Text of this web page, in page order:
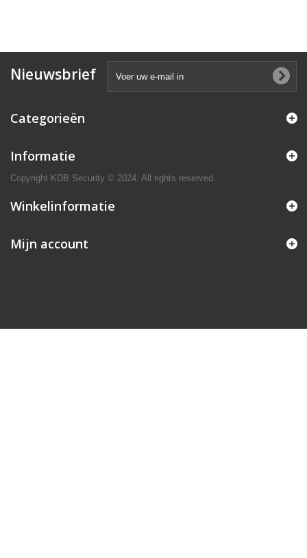
Nieuwsbrief
Categorieën
Informatie
Copyright KDB Security © 2024. All rights reserved.
Winkelinformatie
Mijn account